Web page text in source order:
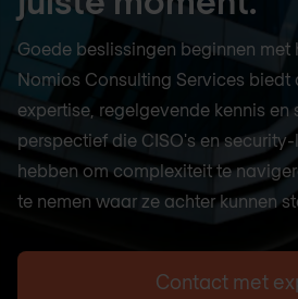
Goede beslissingen beginnen met
Nomios Consulting Services biedt
expertise, regelgevende kennis en
perspectief die CISO's en
hebben om complexiteit te
te nemen waar ze achter kunnen
Contact met